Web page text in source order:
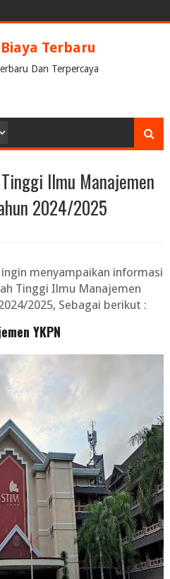
Terbaru
Dan Terpercaya
Ilmu Manajemen
2024/2025
menyampaikan informasi
Tinggi Ilmu Manajemen
2025, Sebagai berikut :
YKPN